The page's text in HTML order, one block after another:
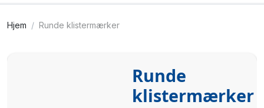
Hjem Runde klistermærker
Runde
klistermærker